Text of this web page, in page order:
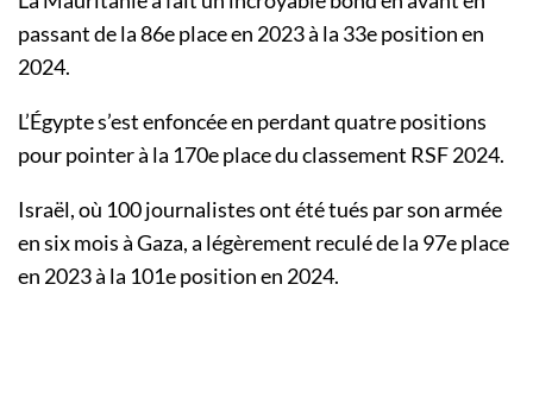
passant de la 86e place en 2023 à la 33e position en
2024.
L’Égypte s’est enfoncée en perdant quatre positions
pour pointer à la 170e place du classement RSF 2024.
Israël, où 100 journalistes ont été tués par son armée
en six mois à Gaza, a légèrement reculé de la 97e place
en 2023 à la 101e position en 2024.